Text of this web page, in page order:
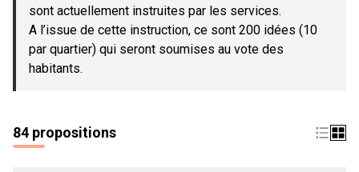
sont actuellement instruites par les services.
A l’issue de cette instruction, ce sont 200 idées (10
par quartier) qui seront soumises au vote des
habitants.
84 propositions